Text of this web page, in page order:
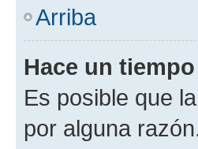
Arriba
Hace un
Es posible que
por alguna